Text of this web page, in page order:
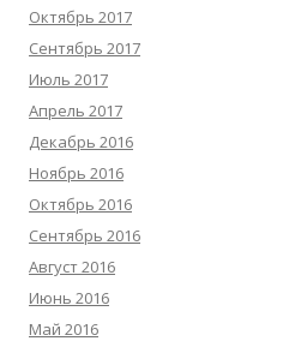
Октябрь 2017
Сентябрь 2017
Июль 2017
Апрель 2017
Декабрь 2016
Ноябрь 2016
Октябрь 2016
Сентябрь 2016
Август 2016
Июнь 2016
Май 2016